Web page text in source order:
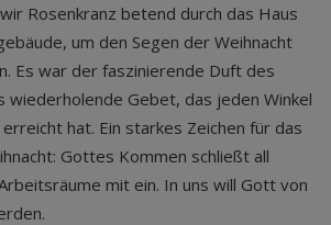
Rosenkranz betend durch das Haus
um den Segen der Weihnacht
Es war der faszinierende Duft des
wiederholende Gebet, das jeden Winkel
hat. Ein starkes Zeichen für das
Gottes Kommen schließt all
mit ein. In uns will Gott von